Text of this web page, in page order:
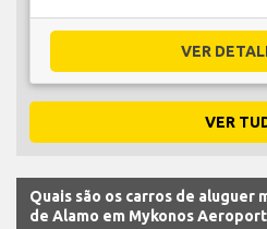
VER
VER
Quais são os carros de aluguer
de Alamo em Mykonos